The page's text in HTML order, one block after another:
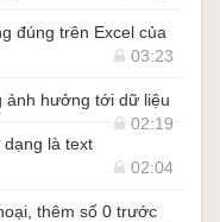
đúng trên Excel của
03:23
ảnh hưởng tới dữ liệu
02:19
dạng là text
02:04
thêm số 0 trước